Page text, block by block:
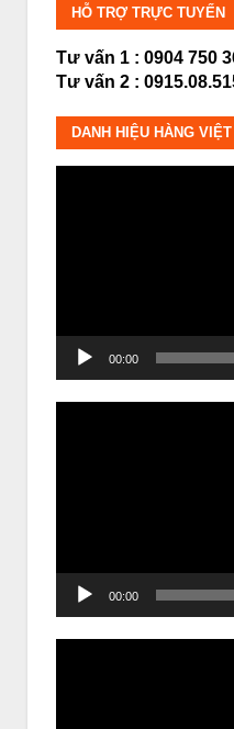
HỖ TRỢ TRỰC TUYẾN
Tư vấn 1 : 0904 750
Tư vấn 2 :
DANH HIỆU HÀNG
00:00
00:00